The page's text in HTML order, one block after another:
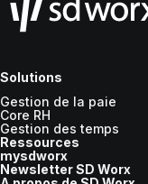
Solutions
Gestion de la paie
Core RH
Gestion des temps
Ressources
mysdworx
Newsletter SD Worx